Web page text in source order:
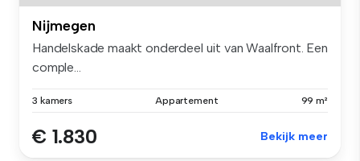
Nijmegen
Handelskade maakt onderdeel uit van Waalfront. Een
comple...
3 kamers Appartement 99 m²
€ 1.830 Bekijk meer